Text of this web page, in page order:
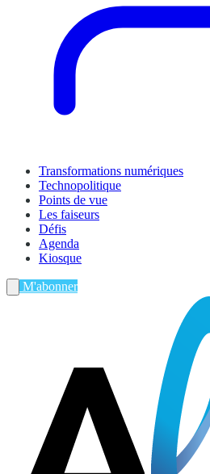
Transformations numériques
Technopolitique
Points de vue
Les faiseurs
Défis
Agenda
Kiosque
M'abonner